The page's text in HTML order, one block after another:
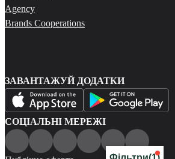
Agency
Brands Cooperations
ЗАВАНТАЖУЙ ДОДАТКИ
СОЦІАЛЬНІ МЕРЕЖІ